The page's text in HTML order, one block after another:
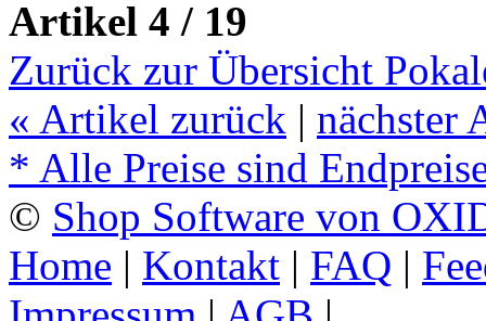
Artikel 4 / 19
Zurück zur Übersicht
« Artikel zurück | nächster
* Alle Preise sind
© Shop Software von
Home | Kontakt | FAQ |